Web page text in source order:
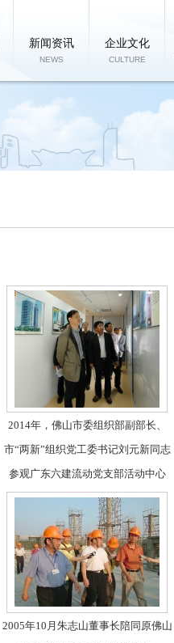
新闻资讯
NEWS
企业文化
CULTURE
2014年，佛山市委组织部副部长、
市“两新”组织党工委书记刘元新同志
参观广东六建流动党支部活动中心
2005年10月朱志山董事长陪同原佛山